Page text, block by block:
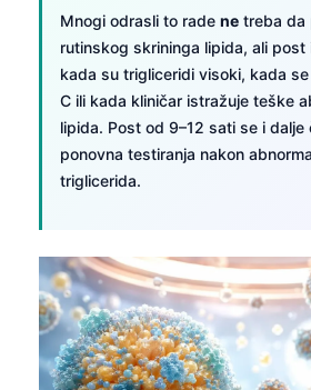
Mnogi odrasli to rade ne treba da
rutinskog skrininga lipida, ali post
kada su trigliceridi visoki, kada
C ili kada kliničar istražuje teške
lipida. Post od 9–12 sati se i
ponovna testiranja nakon
triglicerida.
தமிழ்
ગુજરાતી
ಕನ್ನಡ
മലയാളം
Tiếng Việt
Tagalog
ไทย
ဗမာစာ
ភាសាខ្មែរ